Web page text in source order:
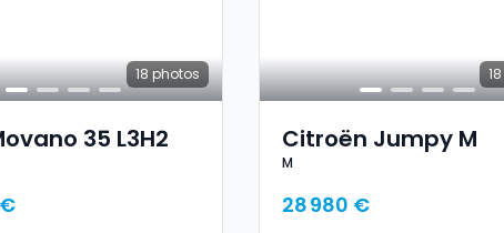
18 photos
35 L3H2
18
Citroën Jumpy M
M
28 980 €